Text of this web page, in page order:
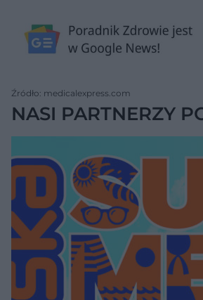
Źródło: medicalexpress.com
NASI PARTNERZY